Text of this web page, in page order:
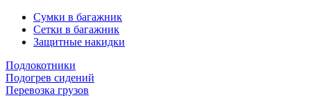
Сумки в багажник
Сетки в багажник
Защитные накидки
Подлокотники
Подогрев сидений
Перевозка грузов